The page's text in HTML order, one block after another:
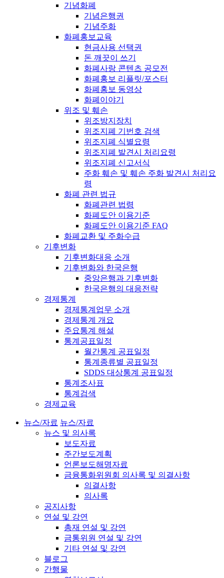
기념화폐
기념은행권
기념주화
화폐홍보교육
현금사용 선택권
돈 깨끗이 쓰기
화폐사랑 콘텐츠 공모전
화폐홍보 리플릿/포스터
화폐홍보 동영상
화폐이야기
위조 및 훼손
위조방지장치
위조지폐 기번호 검색
위조지폐 식별요령
위조지폐 발견시 처리요령
위조지폐 신고서식
주화 훼손 및 훼손 주화 발견시 처리요
령
화폐 관련 법규
화폐관련 법령
화폐도안 이용기준
화폐도안 이용기준 FAQ
화폐교환 및 주화수급
기후변화
기후변화대응 소개
기후변화와 한국은행
중앙은행과 기후변화
한국은행의 대응전략
경제통계
경제통계업무 소개
경제통계 개요
주요통계 해설
통계공표일정
월간통계 공표일정
통계종류별 공표일정
SDDS 대상통계 공표일정
통계조사표
통계검색
경제교육
뉴스/자료 뉴스/자료
뉴스 및 의사록
보도자료
주간보도계획
언론보도해명자료
금융통화위원회 의사록 및 의결사항
의결사항
의사록
공지사항
연설 및 강연
총재 연설 및 강연
금통위원 연설 및 강연
기타 연설 및 강연
블로그
간행물